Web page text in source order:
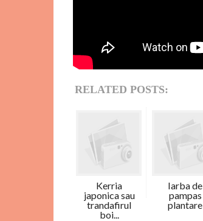
RELATED POSTS:
Kerria
japonica sau
trandafirul
boi...
Iarba de
pampas
plantare